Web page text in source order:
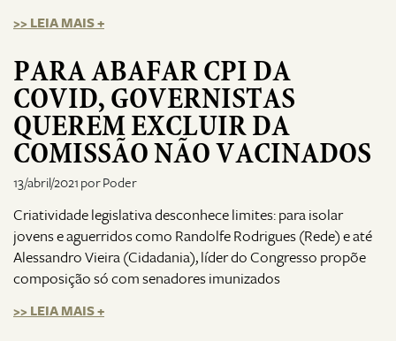
>> LEIA MAIS +
PARA ABAFAR CPI DA
COVID, GOVERNISTAS
QUEREM EXCLUIR DA
COMISSÃO NÃO VACINADOS
13/abril/2021 por Poder
Criatividade legislativa desconhece limites: para isolar
jovens e aguerridos como Randolfe Rodrigues (Rede) e até
Alessandro Vieira (Cidadania), líder do Congresso propõe
composição só com senadores imunizados
>> LEIA MAIS +